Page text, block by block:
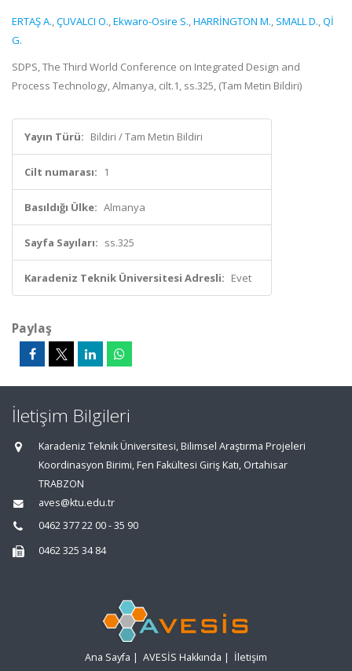
ERTAŞ A.,ÇUVALCI O.,Ekwaro-Osire S.,HARRİNGTON M., SMALL D.,Qİ
G.
SDPS, The Third World Conference on Integrated Design and
Process Technology, Almanya, cilt.1, ss.325, (Tam Metin Bildiri)
Yayın Türü: Bildiri / Tam Metin Bildiri
Cilt numarası: 1
Basıldığı Ülke: Almanya
Sayfa Sayıları: ss.325
Karadeniz Teknik Üniversitesi Adresli: Evet
Paylaş
İletişim Bilgileri
Karadeniz Teknik Üniversitesi, Bilimsel Araştırma Projeleri
Koordinasyon Birimi, Fen Fakültesi Giriş Katı, Ortahisar
TRABZON
aves@ktu.edu.tr
0462 377 22 00 - 35 90
0462 325 34 84
Ana Sayfa | AVESİS Hakkında | İletişim